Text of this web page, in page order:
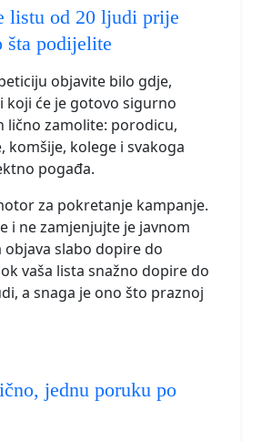
listu od 20 ljudi prije
šta podijelite
objavite bilo gdje,
koji će je gotovo sigurno
lično zamolite: porodicu,
komšije, kolege i svakoga
pogađa.
za pokretanje kampanje.
i ne zamjenjujte je javnom
objava slabo dopire do
vaša lista snažno dopire do
a snaga je ono što praznoj
jednu poruku po